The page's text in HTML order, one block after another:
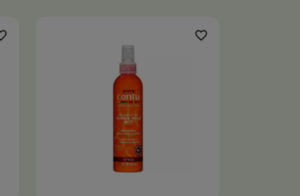
favorite_border